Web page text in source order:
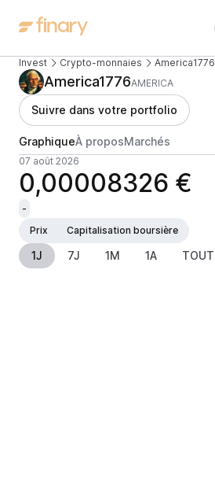
Invest Crypto-monnaies America1776
America1776AMERICA
Suivre dans votre portfolio
GraphiqueÀ proposMarchés
07 août 2026
0,00008326 €
-
Prix
Capitalisation boursière
1J 7J 1M 1A TOUT